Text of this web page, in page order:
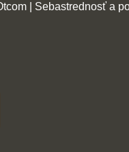
| Sebastrednosť a